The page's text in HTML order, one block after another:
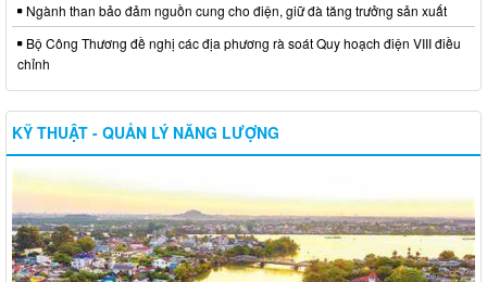
Ngành than bảo đảm nguồn cung cho điện, giữ đà tăng trưởng sản xuất
Bộ Công Thương đề nghị các địa phương rà soát Quy hoạch điện VIII điều
chỉnh
KỸ THUẬT - QUẢN LÝ NĂNG LƯỢNG